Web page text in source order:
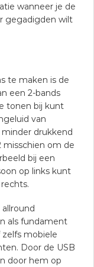
wanneer je de
gegadigden wilt
te maken is de
een 2-bands
tonen bij kunt
van
drukkend
misschien om de
bij een
op links kunt
als fundament
mobiele
Door de USB
door hem op